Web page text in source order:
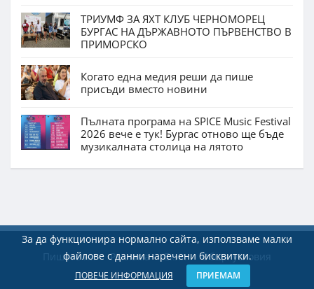
ТРИУМФ ЗА ЯХТ КЛУБ ЧЕРНОМОРЕЦ
БУРГАС НА ДЪРЖАВНОТО ПЪРВЕНСТВО В
ПРИМОРСКО
Когато една медия реши да пише
присъди вместо новини
Пълната програма на SPICE Music Festival
2026 вече е тук! Бургас отново ще бъде
музикалната столица на лятото
За да функционира нормално сайта, използваме малки
файлове с данни наречени бисквитки.
ПОВЕЧЕ ИНФОРМАЦИЯ ПРИЕМАМ
Пишете ни Реклама Екип Общи условия